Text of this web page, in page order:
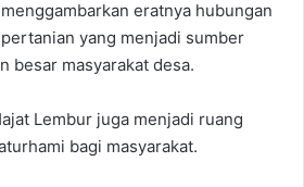
eratnya hubungan
yang menjadi sumber
besar masyarakat desa.
Lembur juga menjadi ruang
bagi masyarakat.